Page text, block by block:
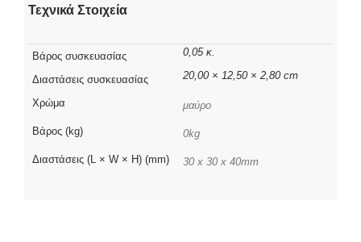
Τεχνικά Στοιχεία
Βάρος συσκευασίας 0,05 κ.
Διαστάσεις συσκευασίας 20,00 × 12,50 × 2,80 cm
Χρώμα μαύρο
Βάρος (kg) 0kg
Διαστάσεις (L × W × H) (mm) 30 x 30 x 40mm